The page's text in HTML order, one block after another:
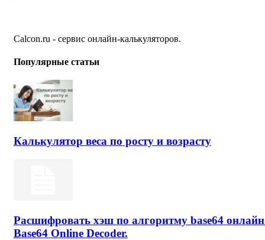
Calcon.ru - сервис онлайн-калькуляторов.
Популярные статьи
Калькулятор веса по росту и возрасту
Расшифровать хэш по алгоритму base64
Base64 Online Decoder.